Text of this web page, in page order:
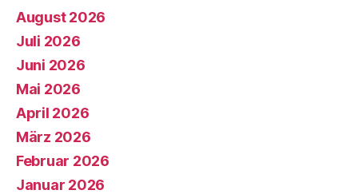
August 2026
Juli 2026
Juni 2026
Mai 2026
April 2026
März 2026
Februar 2026
Januar 2026